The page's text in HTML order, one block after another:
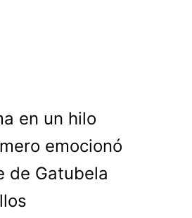
en un hilo
emocionó
de Gatubela